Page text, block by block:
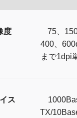
度
75、
400、
まで1dpi
ス
TX/